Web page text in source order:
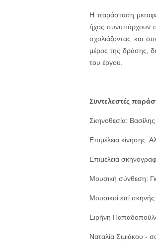
Η παράσταση
ήχος συνυπάρχουν
σχολιάζοντας και
μέρος της δράσης,
του έργου.
Συντελεστές
Σκηνοθεσία:
Επιμέλεια κίνησης:
Επιμέλεια
Μουσική σύνθεση:
Μουσικοί επί
Ειρήνη
Ναταλία Σιμιάκου -